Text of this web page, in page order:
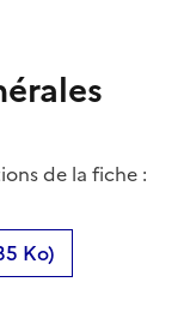
de la fiche :
Ko)